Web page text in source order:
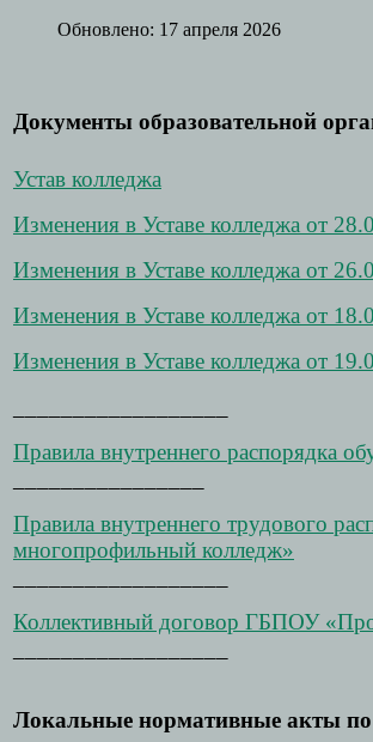
Обновлено: 17 апреля 2026
Документы образовательной
Устав колледжа
Изменения в Уставе колледжа от
Изменения в Уставе колледжа от
Изменения в Уставе колледжа от
Изменения в Уставе колледжа от
Правила внутреннего распорядка
Правила внутреннего трудового
многопрофильный колледж»
Коллективный договор ГБПОУ
Локальные нормативные акты по